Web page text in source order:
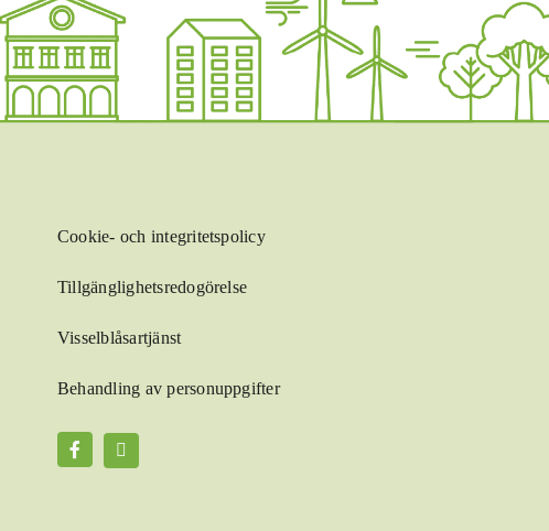
Cookie- och integritetspolicy
Tillgänglighetsredogörelse
Visselblåsartjänst
Behandling av personuppgifter